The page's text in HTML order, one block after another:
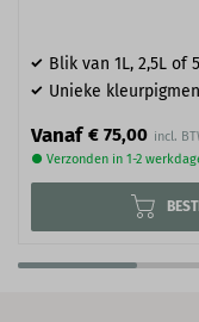
Blik van 1L, 2,5L of
Unieke
Vanaf € 75,00
● Verzonden in 1-2